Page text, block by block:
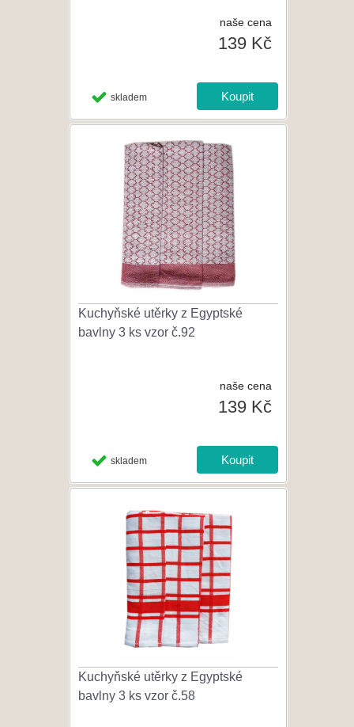
naše cena
139 Kč
skladem
Kuchyňské utěrky z Egyptské
bavlny 3 ks vzor č.92
naše cena
139 Kč
skladem
Kuchyňské utěrky z Egyptské
bavlny 3 ks vzor č.58